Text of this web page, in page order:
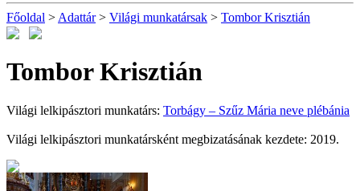
Főoldal > Adattár> Világi munkatársak > Tombor Krisztián
Tombor Krisztián
Világi lelkipásztori munkatárs: Torbágy – Szűz Mária neve plébánia
Világi lelkipásztori munkatársként megbizatásának kezdete: 2019.